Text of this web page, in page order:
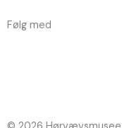
Følg med